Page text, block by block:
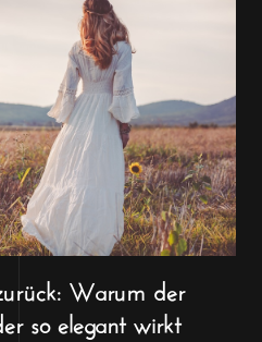
Warum der
so elegant wirkt